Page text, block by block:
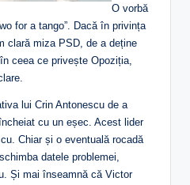
O vorbă
for a tango”. Dacă în privința
clară miza PSD, de a deține
ceea ce privește Opoziția,
lui Crin Antonescu de a
cu un eșec. Acest lider
Chiar și o eventuală rocadă
datele problemei,
Și mai înseamnă că Victor